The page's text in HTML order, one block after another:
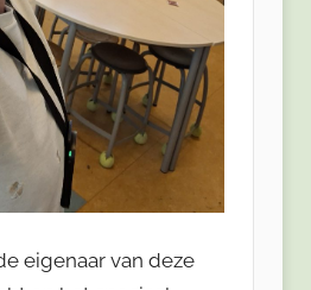
eigenaar van deze